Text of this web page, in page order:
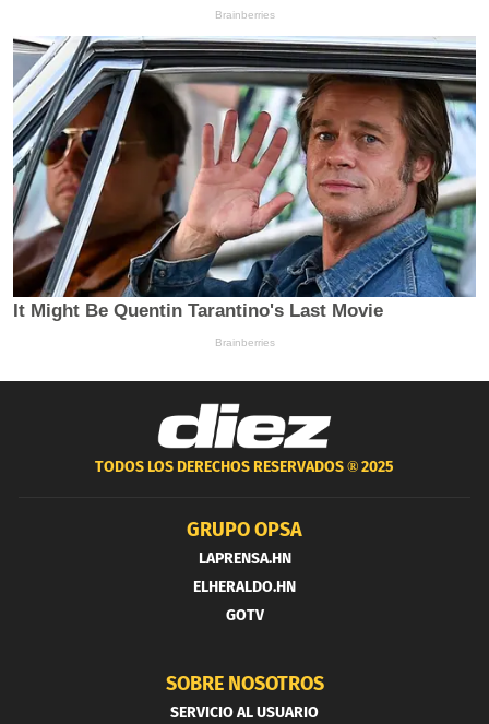
TODOS LOS DERECHOS RESERVADOS ®2025
GRUPO OPSA
LAPRENSA.HN
ELHERALDO.HN
GOTV
SOBRE NOSOTROS
SERVICIO AL USUARIO